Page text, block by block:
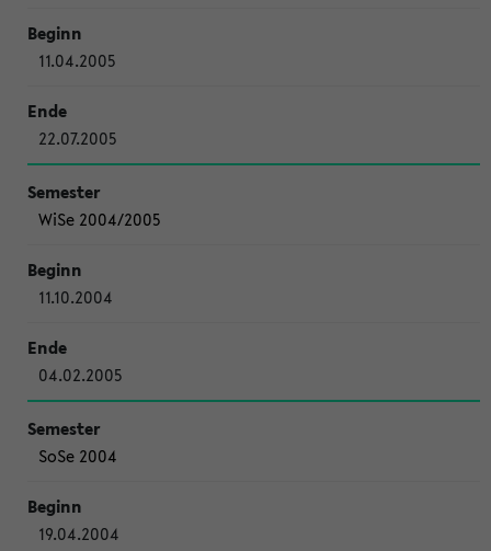
11.04.2005
22.07.2005
WiSe 2004/2005
11.10.2004
04.02.2005
SoSe 2004
19.04.2004